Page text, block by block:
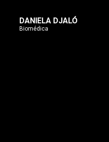
DANIELA DJALÓ
Biomédica